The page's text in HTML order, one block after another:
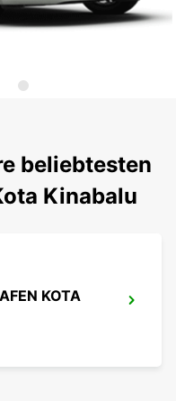
beliebtesten
Kinabalu
KOTA